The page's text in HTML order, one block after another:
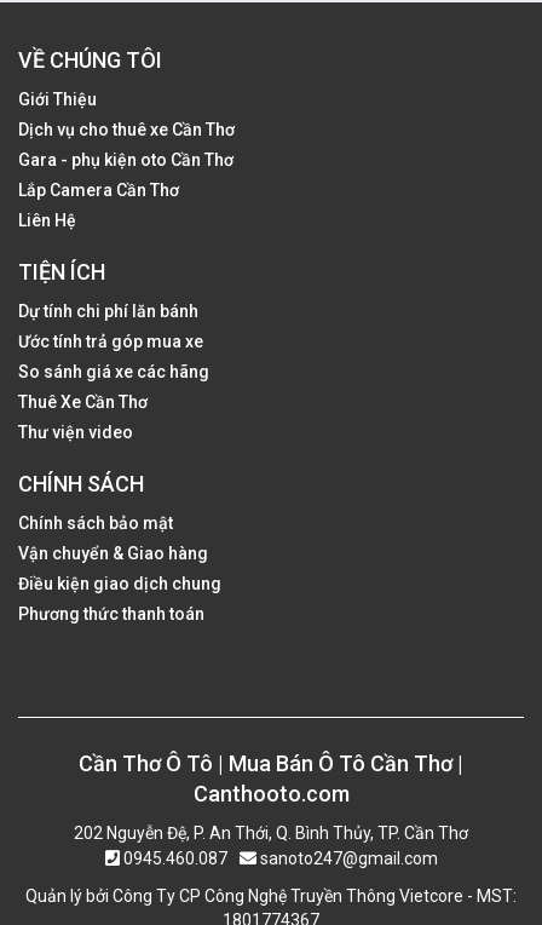
VỀ CHÚNG TÔI
Giới Thiệu
Dịch vụ cho thuê xe Cần Thơ
Gara - phụ kiện oto Cần Thơ
Lắp Camera Cần Thơ
Liên Hệ
TIỆN ÍCH
Dự tính chi phí lăn bánh
Ước tính trả góp mua xe
So sánh giá xe các hãng
Thuê Xe Cần Thơ
Thư viện video
CHÍNH SÁCH
Chính sách bảo mật
Vận chuyển & Giao hàng
Điều kiện giao dịch chung
Phương thức thanh toán
Cần Thơ Ô Tô | Mua Bán Ô Tô Cần Thơ |
Canthooto.com
202 Nguyễn Đệ, P. An Thới, Q. Bình Thủy, TP. Cần Thơ
0945.460.087
sanoto247@gmail.com
Quản lý bởi Công Ty CP Công Nghệ Truyền Thông Vietcore - MST:
1801774367